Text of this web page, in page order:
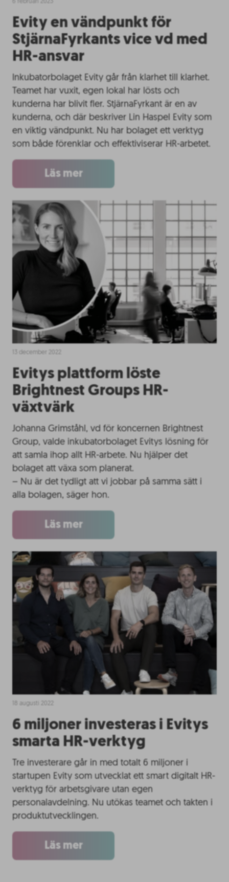
Evity en vändpunkt för
StjärnaFyrkants vice vd med
HR-ansvar
Inkubatorbolaget Evity går från klarhet till klarhet.
Teamet har vuxit, egen lokal har lösts och
kunderna har blivit fler. StjärnaFyrkant är en av
kunderna, och där beskriver Lin Haspel Evity som
en viktig vändpunkt. Nu har bolaget ett verktyg
som både förenklar och effektiviserar HR-arbetet.
Läs mer
Evitys plattform löste
Brightnest Groups HR-
växtvärk
Johanna Grimståhl, vd för koncernen Brightnest
Group, valde inkubatorbolaget Evitys lösning för
att samla ihop allt HR-arbete. Nu hjälper det
bolaget att växa som planerat.
– Nu är det tydligt att vi jobbar på samma sätt i
alla bolagen, säger hon.
Läs mer
6 miljoner investeras i Evitys
smarta HR-verktyg
Tre investerare går in med totalt 6 miljoner i
startupen Evity som utvecklat ett smart digitalt HR-
verktyg för arbetsgivare utan egen
personalavdelning. Nu utökas teamet och takten i
produktutvecklingen.
Läs mer